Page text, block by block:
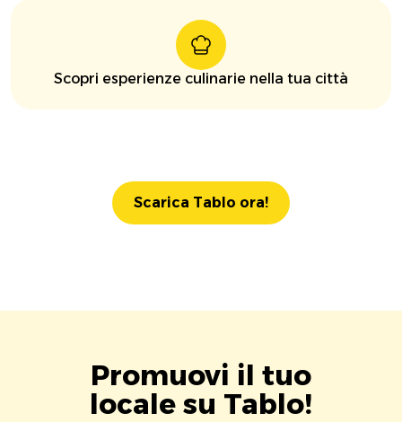
Scopri esperienze culinarie nella tua città
Scarica Tablo ora!
Promuovi il tuo
locale su Tablo!